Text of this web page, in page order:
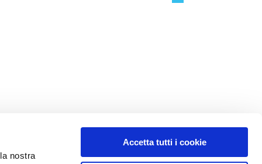
nostra
Accetta tutti i cookie